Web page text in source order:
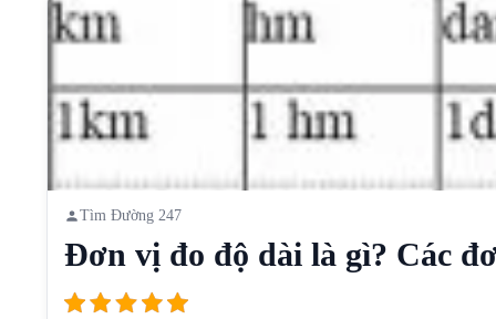
Tìm Đường 247
Đơn vị đo độ dài là gì? Các